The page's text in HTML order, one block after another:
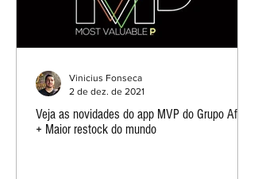
Veja as novidades do app MVP do Grupo Afeet
+ Maior restock do mundo
Vinicius Fonseca
2 de dez. de 2021